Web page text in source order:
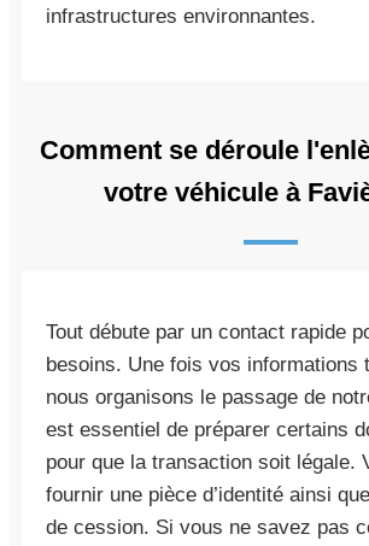
infrastructures environnantes.
Comment se déroule
votre véhicule à
Tout débute par un contact rapide
besoins. Une fois vos informations
nous organisons le passage de
est essentiel de préparer certains
pour que la transaction soit légale.
fournir une pièce d’identité ainsi
de cession. Si vous ne savez pas